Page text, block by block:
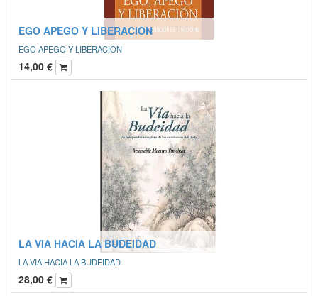
EGO APEGO Y LIBERACION
EGO APEGO Y LIBERACION
14,00 €
LA VIA HACIA LA BUDEIDAD
LA VIA HACIA LA BUDEIDAD
28,00 €